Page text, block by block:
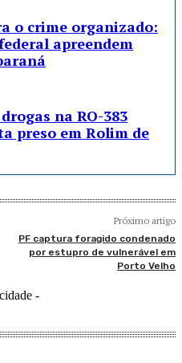
o crime organizado:
apreendem
na RO-383
preso em Rolim de
Próximo artigo
PF captura foragido condenado
por estupro de vulnerável em
Porto Velho
-